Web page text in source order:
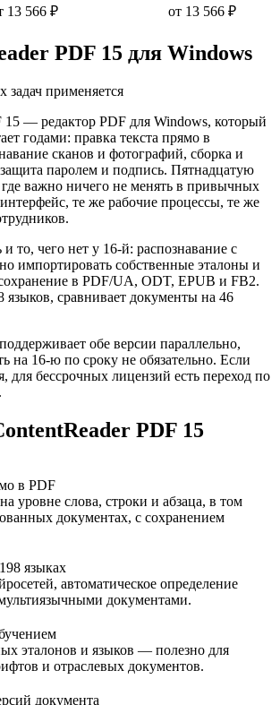
13 566 ₽ от 13 566 ₽
PDF 15 для Windows
задач применяется
15 — редактор PDF для Windows, который
годами: правка текста прямо в
сканов и фотографий, сборка и
паролем и подпись. Пятнадцатую
важно ничего не менять в привычных
те же рабочие процессы, те же
то, чего нет у 16-й: распознавание с
импортировать собственные эталоны и
в PDF/UA, ODT, EPUB и FB2.
языков, сравнивает документы на 46
обе версии параллельно,
на 16-ю по сроку не обязательно. Если
для бессрочных лицензий есть переход по
PDF 15
в PDF
уровне слова, строки и абзаца, в том
документах, с сохранением
языках
автоматическое определение
документами.
эталонов и языков — полезно для
и отраслевых документов.
документа